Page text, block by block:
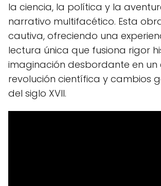
la ciencia, la política y la
narrativo multifacético. Esta
cautiva, ofreciendo una
lectura única que fusiona rigor
imaginación desbordante en un
revolución científica y cambios
del siglo XVII.